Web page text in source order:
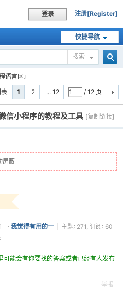
登录 注册[Register]
快捷导航
搜索
索
语言区』
1
2 ... 12 / 12 页
信小程序的教程及工具 [复制链接]
屏蔽
· 我觉得有用的一
主题: 271, 订阅: 60
可能会有你要找的答案或者已经有人发布
举报